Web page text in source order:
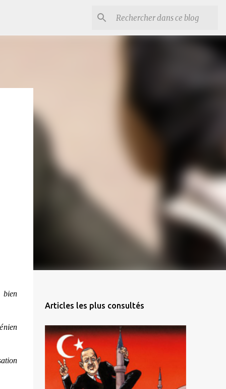
bien
Articles les plus consultés